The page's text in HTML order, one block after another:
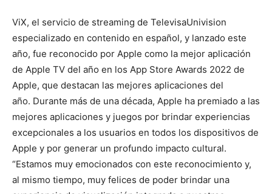
ViX, el servicio de streaming de TelevisaUnivision
especializado en contenido en español, y lanzado este
año, fue reconocido por Apple como la mejor aplicación
de Apple TV del año en los App Store Awards 2022 de
Apple, que destacan las mejores aplicaciones del
año. Durante más de una década, Apple ha premiado a las
mejores aplicaciones y juegos por brindar experiencias
excepcionales a los usuarios en todos los dispositivos de
Apple y por generar un profundo impacto cultural.
“Estamos muy emocionados con este reconocimiento y,
al mismo tiempo, muy felices de poder brindar una